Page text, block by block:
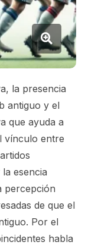
la presencia
antiguo y el
que ayuda a
vínculo entre
esencia
percepción
de que el
Por el
habla